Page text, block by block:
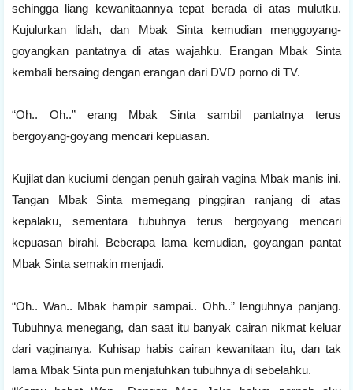
sehingga liang kewanitaannya tepat berada di atas mulutku.
Kujulurkan lidah, dan Mbak Sinta kemudian menggoyang-
goyangkan pantatnya di atas wajahku. Erangan Mbak Sinta
kembali bersaing dengan erangan dari DVD porno di TV.
“Oh.. Oh..” erang Mbak Sinta sambil pantatnya terus
bergoyang-goyang mencari kepuasan.
Kujilat dan kuciumi dengan penuh gairah vagina Mbak manis ini.
Tangan Mbak Sinta memegang pinggiran ranjang di atas
kepalaku, sementara tubuhnya terus bergoyang mencari
kepuasan birahi. Beberapa lama kemudian, goyangan pantat
Mbak Sinta semakin menjadi.
“Oh.. Wan.. Mbak hampir sampai.. Ohh..” lenguhnya panjang.
Tubuhnya menegang, dan saat itu banyak cairan nikmat keluar
dari vaginanya. Kuhisap habis cairan kewanitaan itu, dan tak
lama Mbak Sinta pun menjatuhkan tubuhnya di sebelahku.